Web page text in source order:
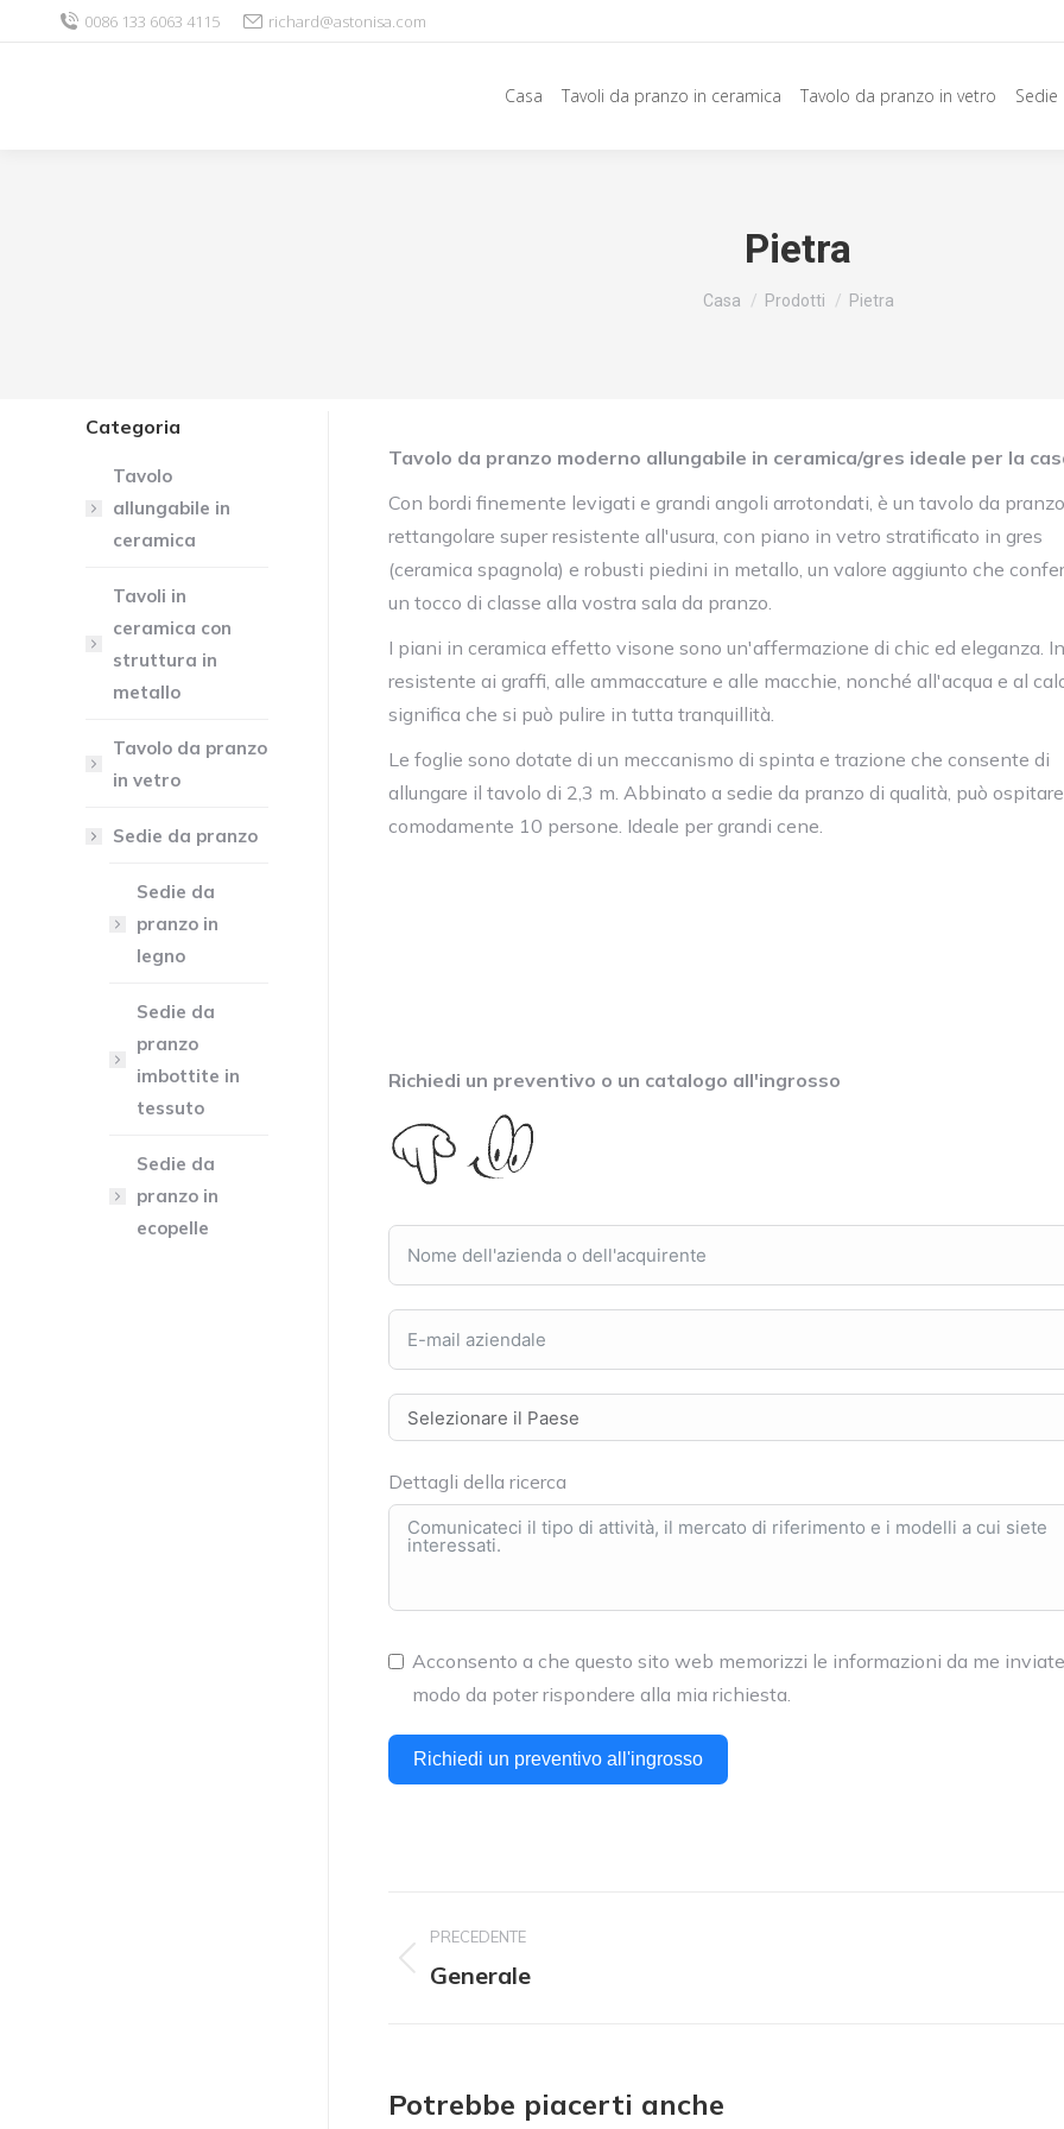
0086 133 6063 4115 richard@astonisa.com
Casa Tavoli da pranzo in ceramica Tavolo da pranzo in vetro
Pietra
Siete qui:
Casa Prodotti Pietra
Tavolo da pranzo moderno allungabile in ceramica/gres ideale per la
Con bordi finemente levigati e grandi angoli arrotondati, è un tavolo da pranzo
rettangolare super resistente all'usura, con piano in vetro stratificato in gres
(ceramica spagnola) e robusti piedini in metallo, un valore aggiunto che
un tocco di classe alla vostra sala da pranzo.
I piani in ceramica effetto visone sono un'affermazione di chic ed eleganza.
resistente ai graffi, alle ammaccature e alle macchie, nonché all'acqua e al
significa che si può pulire in tutta tranquillità.
Le foglie sono dotate di un meccanismo di spinta e trazione che consente di
allungare il tavolo di 2,3 m. Abbinato a sedie da pranzo di qualità, può ospitare
comodamente 10 persone. Ideale per grandi cene.
Richiedi un preventivo o un catalogo all'ingrosso
Dettagli della ricerca
Acconsento a che questo sito web memorizzi le informazioni da me
modo da poter rispondere alla mia richiesta.
Richiedi un preventivo all'ingrosso
del
PRECEDENTE
Progetto
Generale
Potrebbe piacerti anche
Categoria
Tavolo
allungabile in
ceramica
Tavoli in
ceramica con
struttura in
metallo
Tavolo da pranzo
in vetro
Sedie da pranzo
Sedie da
pranzo in
legno
Sedie da
pranzo
imbottite in
tessuto
Sedie da
pranzo in
ecopelle